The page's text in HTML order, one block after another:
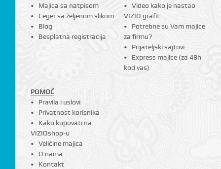
Majica sa natpisom
Ceger sa željenom slikom
Blog
Besplatna registracija
Video kako je nastao
VIZIO grafit
Potrebne su Vam majice
za firmu?
Prijateljski sajtovi
Express majice (za 48h
kod vas)
POMOĆ
Pravila i uslovi
Privatnost korisnika
Kako kupovati na
VIZIOshop-u
Veličine majica
O nama
Kontakt